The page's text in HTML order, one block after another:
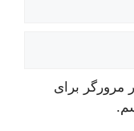
مرورگر برای